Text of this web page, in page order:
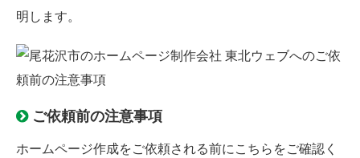
明します。
ご依頼前の注意事項
ホームページ作成をご依頼される前にこちらをご確認く